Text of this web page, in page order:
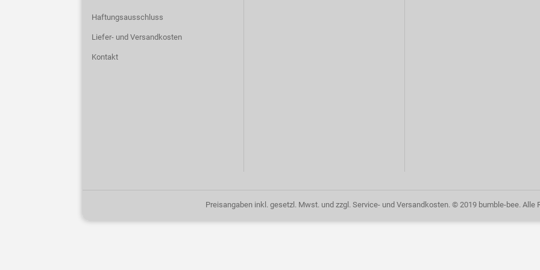
Haftungsausschluss
Liefer- und Versandkosten
Kontakt
Preisangaben inkl. gesetzl. Mwst. und zzgl. Service- und Versandkosten. © 2019 bumble-bee. Alle